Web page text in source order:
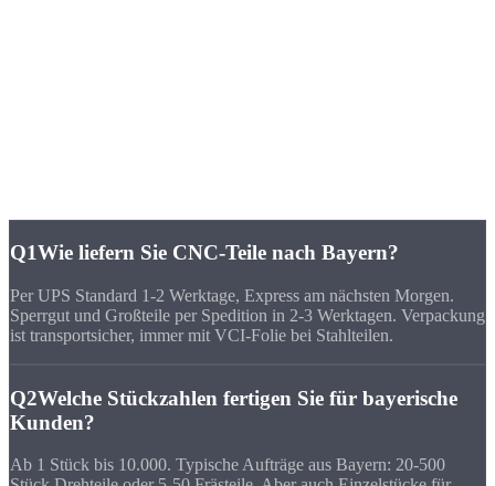
Q1Wie liefern Sie CNC-Teile nach Bayern?
Per UPS Standard 1-2 Werktage, Express am nächsten Morgen.
Sperrgut und Großteile per Spedition in 2-3 Werktagen. Verpackung
ist transportsicher, immer mit VCI-Folie bei Stahlteilen.
Q2Welche Stückzahlen fertigen Sie für bayerische
Kunden?
Ab 1 Stück bis 10.000. Typische Aufträge aus Bayern: 20-500